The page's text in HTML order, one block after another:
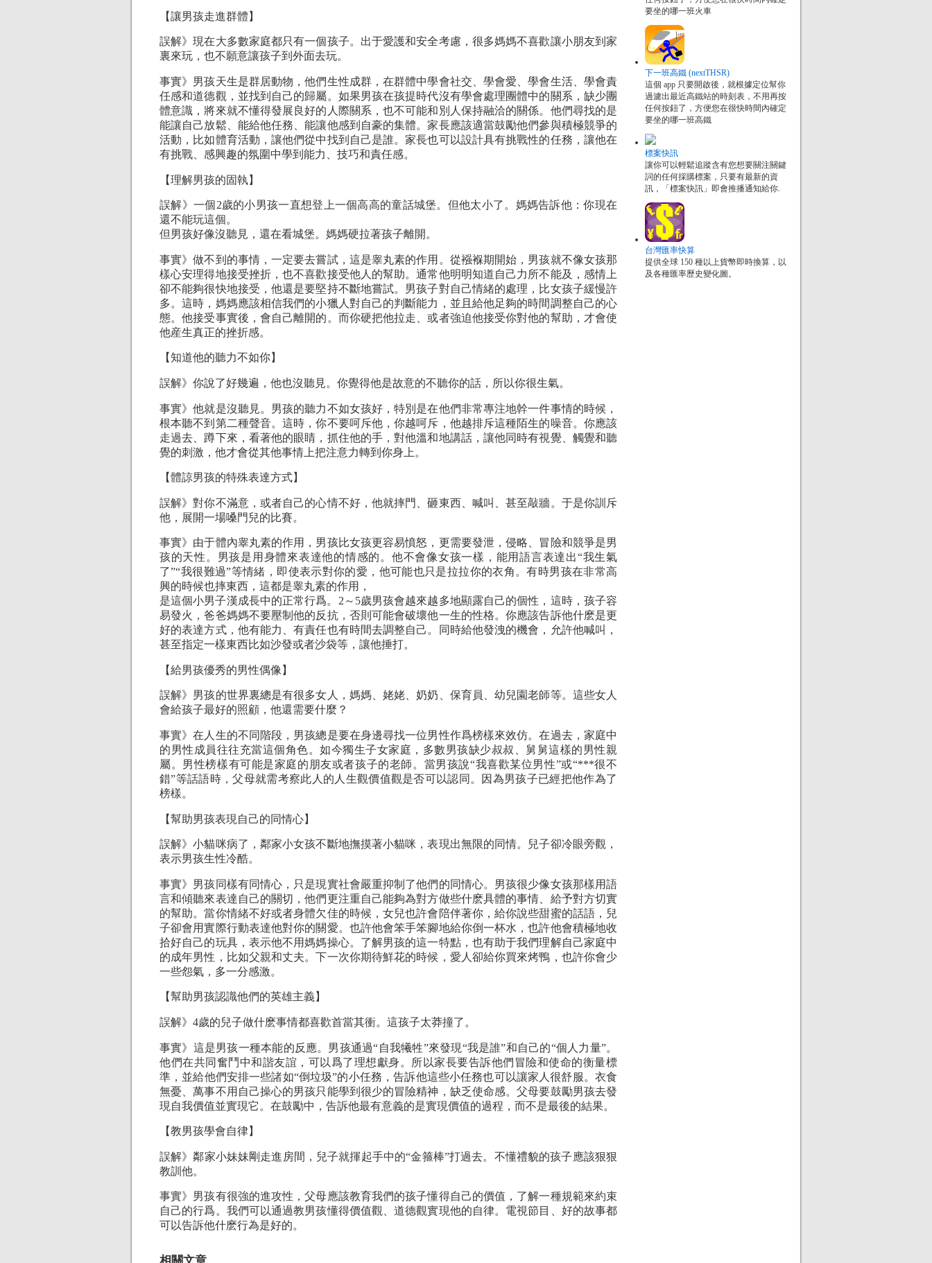
【讓男孩走進群體】
誤解》現在大多數家庭都只有一個孩子。出于愛護和安全考慮，很多媽媽不喜歡讓小朋友到家
裏來玩，也不願意讓孩子到外面去玩。
事實》男孩天生是群居動物，他們生性成群，在群體中學會社交、學會愛、學會生活、學會責
任感和道德觀，並找到自己的歸屬。如果男孩在孩提時代沒有學會處理團體中的關系，缺少團
體意識，將來就不懂得發展良好的人際關系，也不可能和別人保持融洽的關係。他們尋找的是
能讓自己放鬆、能給他任務、能讓他感到自豪的集體。家長應該適當鼓勵他們參與積極競爭的
活動，比如體育活動，讓他們從中找到自己是誰。家長也可以設計具有挑戰性的任務，讓他在
有挑戰、感興趣的氛圍中學到能力、技巧和責任感。
【理解男孩的固執】
誤解》一個2歲的小男孩一直想登上一個高高的童話城堡。但他太小了。媽媽告訴他：你現在
還不能玩這個。
但男孩好像沒聽見，還在看城堡。媽媽硬拉著孩子離開。
事實》做不到的事情，一定要去嘗試，這是睾丸素的作用。從襁褓期開始，男孩就不像女孩那
樣心安理得地接受挫折，也不喜歡接受他人的幫助。通常他明明知道自己力所不能及，感情上
卻不能夠很快地接受，他還是要堅持不斷地嘗試。男孩子對自己情緒的處理，比女孩子緩慢許
多。這時，媽媽應該相信我們的小獵人對自己的判斷能力，並且給他足夠的時間調整自己的心
態。他接受事實後，會自己離開的。而你硬把他拉走、或者強迫他接受你對他的幫助，才會使
他産生真正的挫折感。
【知道他的聽力不如你】
誤解》你說了好幾遍，他也沒聽見。你覺得他是故意的不聽你的話，所以你很生氣。
事實》他就是沒聽見。男孩的聽力不如女孩好，特別是在他們非常專注地幹一件事情的時候，
根本聽不到第二種聲音。這時，你不要呵斥他，你越呵斥，他越排斥這種陌生的噪音。你應該
走過去、蹲下來，看著他的眼睛，抓住他的手，對他溫和地講話，讓他同時有視覺、觸覺和聽
覺的刺激，他才會從其他事情上把注意力轉到你身上。
【體諒男孩的特殊表達方式】
誤解》對你不滿意，或者自己的心情不好，他就摔門、砸東西、喊叫、甚至敲牆。于是你訓斥
他，展開一場嗓門兒的比賽。
事實》由于體內睾丸素的作用，男孩比女孩更容易憤怒，更需要發泄，侵略、冒險和競爭是男
孩的天性。男孩是用身體來表達他的情感的。他不會像女孩一樣，能用語言表達出“我生氣
了”“我很難過”等情緒，即使表示對你的愛，他可能也只是拉拉你的衣角。有時男孩在非常高
興的時候也摔東西，這都是睾丸素的作用，
是這個小男子漢成長中的正常行爲。2～5歲男孩會越來越多地顯露自己的個性，這時，孩子容
易發火，爸爸媽媽不要壓制他的反抗，否則可能會破壞他一生的性格。你應該告訴他什麽是更
好的表達方式，他有能力、有責任也有時間去調整自己。同時給他發洩的機會，允許他喊叫，
甚至指定一樣東西比如沙發或者沙袋等，讓他捶打。
【給男孩優秀的男性偶像】
誤解》男孩的世界裏總是有很多女人，媽媽、姥姥、奶奶、保育員、幼兒園老師等。這些女人
會給孩子最好的照顧，他還需要什麼？
事實》在人生的不同階段，男孩總是要在身邊尋找一位男性作爲榜樣來效仿。在過去，家庭中
的男性成員往往充當這個角色。如今獨生子女家庭，多數男孩缺少叔叔、舅舅這樣的男性親
屬。男性榜樣有可能是家庭的朋友或者孩子的老師。當男孩說“我喜歡某位男性”或“***很不
錯”等話語時，父母就需考察此人的人生觀價值觀是否可以認同。因為男孩子已經把他作為了
榜樣。
【幫助男孩表現自己的同情心】
誤解》小貓咪病了，鄰家小女孩不斷地撫摸著小貓咪，表現出無限的同情。兒子卻冷眼旁觀，
表示男孩生性冷酷。
事實》男孩同樣有同情心，只是現實社會嚴重抑制了他們的同情心。男孩很少像女孩那樣用語
言和傾聽來表達自己的關切，他們更注重自己能夠為對方做些什麽具體的事情、給予對方切實
的幫助。當你情緒不好或者身體欠佳的時候，女兒也許會陪伴著你，給你說些甜蜜的話語，兒
子卻會用實際行動表達他對你的關愛。也許他會笨手笨腳地給你倒一杯水，也許他會積極地收
拾好自己的玩具，表示他不用媽媽操心。了解男孩的這一特點，也有助于我們理解自己家庭中
的成年男性，比如父親和丈夫。下一次你期待鮮花的時候，愛人卻給你買來烤鴨，也許你會少
一些怨氣，多一分感激。
【幫助男孩認識他們的英雄主義】
誤解》4歲的兒子做什麽事情都喜歡首當其衝。這孩子太莽撞了。
事實》這是男孩一種本能的反應。男孩通過“自我犧牲”來發現“我是誰”和自己的“個人力量”。
他們在共同奮鬥中和諧友誼，可以爲了理想獻身。所以家長要告訴他們冒險和使命的衡量標
準，並給他們安排一些諸如“倒垃圾”的小任務，告訴他這些小任務也可以讓家人很舒服。衣食
無憂、萬事不用自己操心的男孩只能學到很少的冒險精神，缺乏使命感。父母要鼓勵男孩去發
現自我價值並實現它。在鼓勵中，告訴他最有意義的是實現價值的過程，而不是最後的結果。
【教男孩學會自律】
誤解》鄰家小妹妹剛走進房間，兒子就揮起手中的“金箍棒”打過去。不懂禮貌的孩子應該狠狠
教訓他。
事實》男孩有很強的進攻性，父母應該教育我們的孩子懂得自己的價值，了解一種規範來約束
自己的行爲。我們可以通過教男孩懂得價值觀、道德觀實現他的自律。電視節目、好的故事都
可以告訴他什麽行為是好的。
要坐的哪一班火車
下一班高鐵 (nextTHSR)
這個 app 只要開啟後，就根據定位幫你
過濾出最近高鐵站的時刻表，不用再按
任何按鈕了，方便您在很快時間內確定
要坐的哪一班高鐵
標案快訊
讓你可以輕鬆追蹤含有您想要關注關鍵
詞的任何採購標案，只要有最新的資
訊，「標案快訊」即會推播通知給你.
台灣匯率快算
提供全球 150 種以上貨幣即時換算，以
及各種匯率歷史變化圖。